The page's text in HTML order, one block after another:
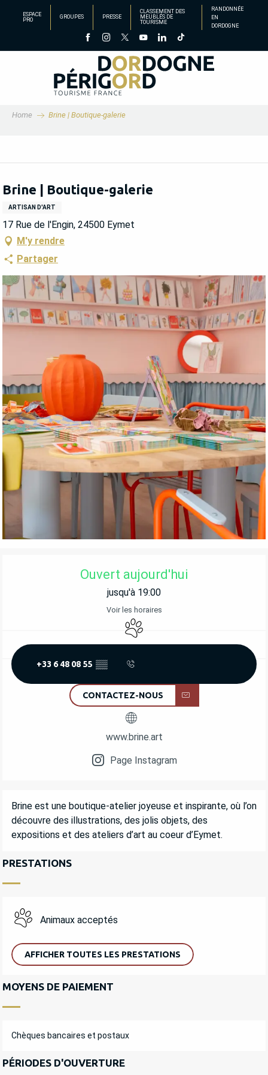
principal
ESPACE
PRO
GROUPES PRESSE
CLASSEMENT DES
MEUBLÉS DE
TOURISME
RANDONNÉE
EN
DORDOGNE
Home Brine | Boutique-galerie
Brine | Boutique-galerie
ARTISAN D'ART
17 Rue de l'Engin, 24500 Eymet
M'y rendre
Partager
OUVERTURE ET COORDONNÉES
Ouvert aujourd'hui
jusqu'à 19:00
Voir les horaires
Animaux acceptés
+33 6 48 08 55 ▒▒
CONTACTEZ-NOUS
www.brine.art
Page Instagram
DESCRIPTION
Brine est une boutique-atelier joyeuse et inspirante, où l’on
découvre des illustrations, des jolis objets, des
expositions et des ateliers d’art au coeur d’Eymet.
PRESTATIONS
Animaux acceptés
AFFICHER TOUTES LES PRESTATIONS
MOYENS DE PAIEMENT
Chèques bancaires et postaux
PÉRIODES D'OUVERTURE